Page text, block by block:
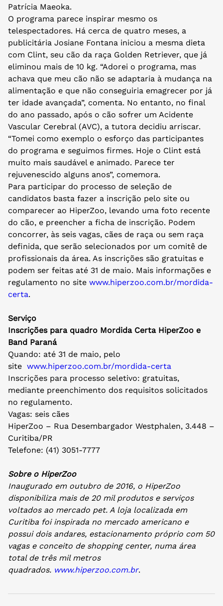
Patrícia Maeoka.
O programa parece inspirar mesmo os
telespectadores. Há cerca de quatro meses, a
publicitária Josiane Fontana iniciou a mesma dieta
com Clint, seu cão da raça Golden Retriever, que já
eliminou mais de 10 kg. “Adorei o programa, mas
achava que meu cão não se adaptaria à mudança na
alimentação e que não conseguiria emagrecer por já
ter idade avançada”, comenta. No entanto, no final
do ano passado, após o cão sofrer um Acidente
Vascular Cerebral (AVC), a tutora decidiu arriscar.
“Tomei como exemplo o esforço das participantes
do programa e seguimos firmes. Hoje o Clint está
muito mais saudável e animado. Parece ter
rejuvenescido alguns anos”, comemora.
Para participar do processo de seleção de
candidatos basta fazer a inscrição pelo site ou
comparecer ao HiperZoo, levando uma foto recente
do cão, e preencher a ficha de inscrição. Podem
concorrer, às seis vagas, cães de raça ou sem raça
definida, que serão selecionados por um comitê de
profissionais da área. As inscrições são gratuitas e
podem ser feitas até 31 de maio. Mais informações e
regulamento no site www.hiperzoo.com.br/mordida-
certa.
Serviço
Inscrições para quadro Mordida Certa HiperZoo e
Band Paraná
Quando: até 31 de maio, pelo
site www.hiperzoo.com.br/mordida-certa
Inscrições para processo seletivo: gratuitas,
mediante preenchimento dos requisitos solicitados
no regulamento.
Vagas: seis cães
HiperZoo – Rua Desembargador Westphalen, 3.448 –
Curitiba/PR
Telefone: (41) 3051-7777
Sobre o HiperZoo
Inaugurado em outubro de 2016, o HiperZoo
disponibiliza mais de 20 mil produtos e serviços
voltados ao mercado pet. A loja localizada em
Curitiba foi inspirada no mercado americano e
possui dois andares, estacionamento próprio com 50
vagas e conceito de shopping center, numa área
total de três mil metros
quadrados. www.hiperzoo.com.br.